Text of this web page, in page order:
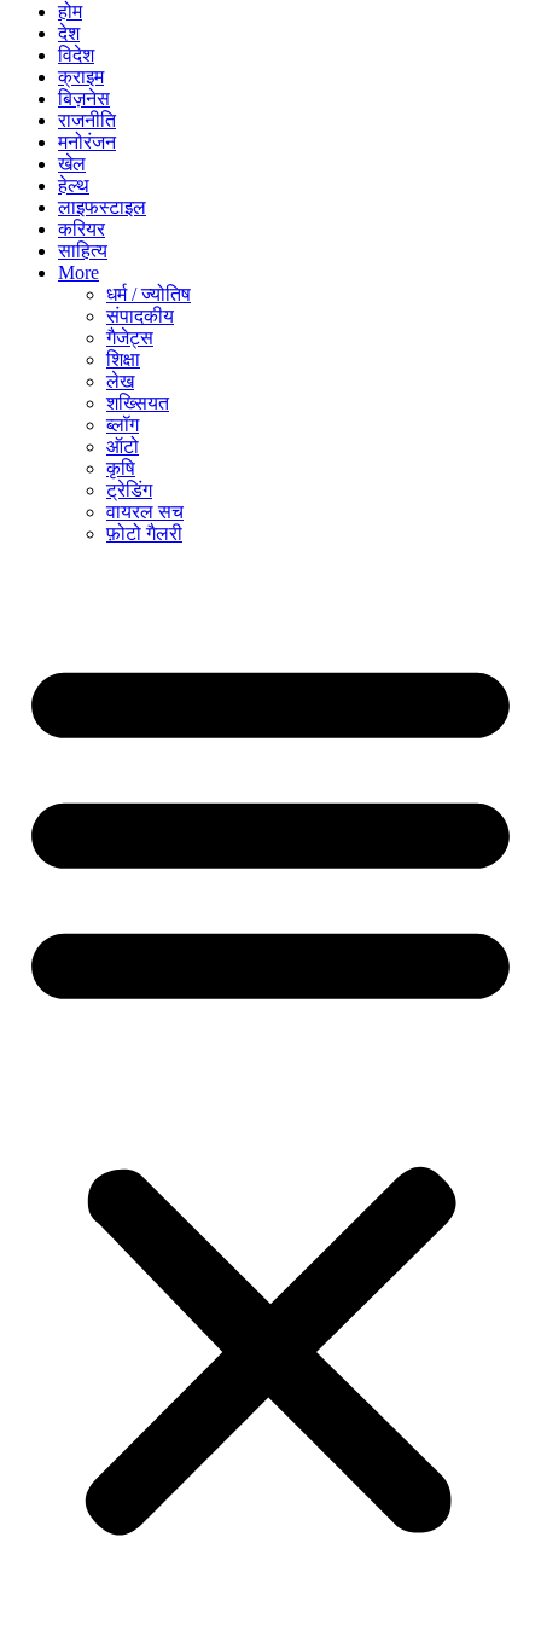
होम
देश
विदेश
क्राइम
बिज़नेस
राजनीति
मनोरंजन
खेल
हेल्थ
लाइफस्टाइल
करियर
साहित्य
More
धर्म / ज्योतिष
संपादकीय
गैजेट्स
शिक्षा
लेख
शख्सियत
ब्लॉग
ऑटो
कृषि
ट्रेडिंग
वायरल सच
फ़ोटो गैलरी